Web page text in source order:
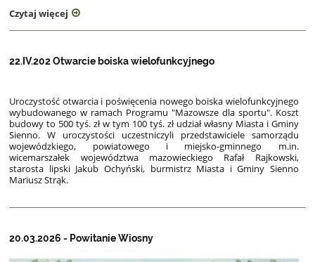
Czytaj więcej
22.IV.202 Otwarcie boiska wielofunkcyjnego
Uroczystość otwarcia i poświęcenia nowego boiska wielofunkcyjnego
wybudowanego w ramach Programu "Mazowsze dla sportu". Koszt
budowy to 500 tyś. zł w tym 100 tyś. zł udział własny Miasta i Gminy
Sienno. W uroczystości uczestniczyli przedstawiciele samorządu
wojewódzkiego, powiatowego i miejsko-gminnego m.in.
wicemarszałek województwa mazowieckiego Rafał Rajkowski,
starosta lipski Jakub Ochyński, burmistrz Miasta i Gminy Sienno
Mariusz Strąk.
20.03.2026 - Powitanie Wiosny